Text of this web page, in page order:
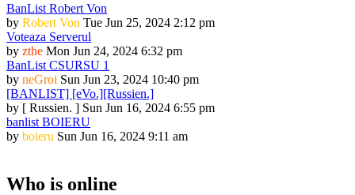
BanList Robert Von
by Robert Von Tue Jun 25, 2024 2:12 pm
Voteaza Serverul
by zthe Mon Jun 24, 2024 6:32 pm
BanList CSURSU 1
by neGroi Sun Jun 23, 2024 10:40 pm
[BANLIST] [eVo.][Russien.]
by [ Russien. ] Sun Jun 16, 2024 6:55 pm
banlist BOIERU
by boieru Sun Jun 16, 2024 9:11 am
Who is online